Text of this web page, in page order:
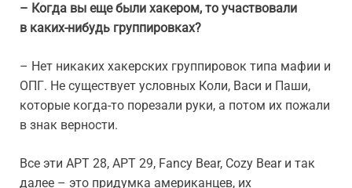
– Когда вы еще были хакером, то участвовали
в каких-нибудь группировках?
– Нет никаких хакерских группировок типа мафии и
ОПГ. Не существует условных Коли, Васи и Паши,
которые когда-то порезали руки, а потом их пожали
в знак верности.
Все эти APT 28, APT 29, Fancy Bear, Cozy Bear и так
далее – это придумка американцев, их